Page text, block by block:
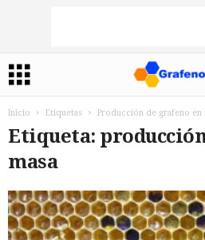
Inicio Etiquetas Producción de grafeno en
Etiqueta:
masa